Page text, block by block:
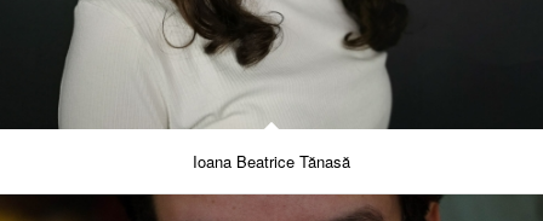
Ioana Beatrice Tănasă